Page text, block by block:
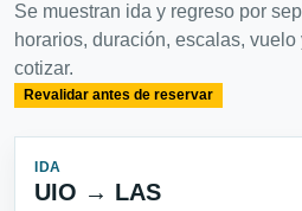
Se muestran ida y regreso por
horarios, duración, escalas,
cotizar.
Revalidar antes de reservar
IDA
UIO → LAS